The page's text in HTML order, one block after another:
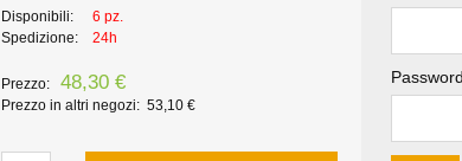
Disponibili:
6 pz.
Spedizione:
24h
Prezzo: 48,30 €
Prezzo in altri negozi: 53,10 €